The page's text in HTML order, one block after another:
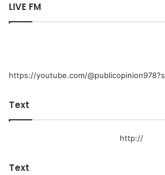
LIVE FM
https://youtube.com/
Text
http://
Text